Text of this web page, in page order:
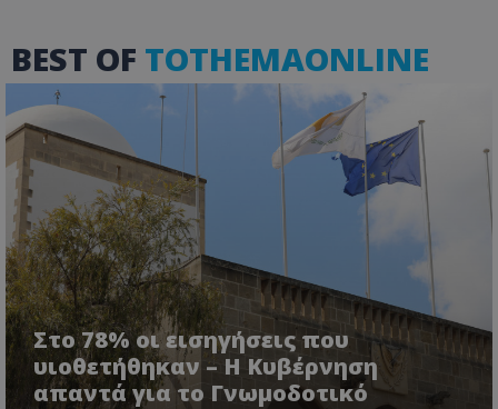
BEST OF TOTHEMAONLINE
Στο 78% οι εισηγήσεις που
υιοθετήθηκαν – Η Κυβέρνηση
απαντά για το Γνωμοδοτικό
usprivacy
.lifenewscy.tothemaonline.com
ASP.NET_SessionId
Microsoft Corporation